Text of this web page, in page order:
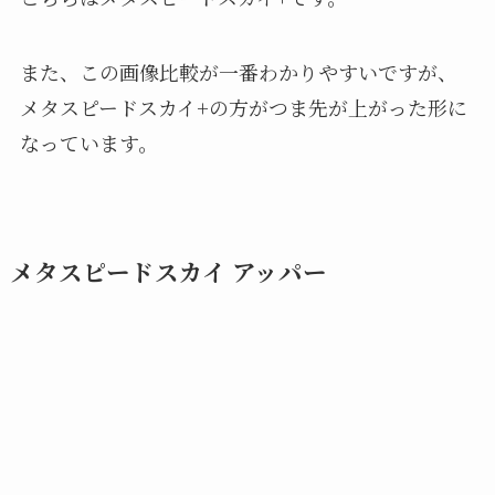
また、この画像比較が一番わかりやすいですが、
メタスピードスカイ+の方がつま先が上がった形に
なっています。
メタスピードスカイ アッパー